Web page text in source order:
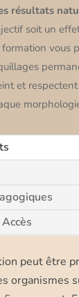
résultats
soit un
vous
et
peut être
organismes